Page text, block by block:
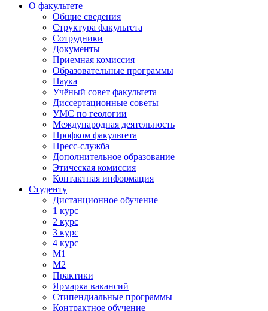
О факультете
Общие сведения
Структура факультета
Сотрудники
Документы
Приемная комиссия
Образовательные программы
Наука
Учёный совет факультета
Диссертационные советы
УМС по геологии
Международная деятельность
Профком факультета
Пресс-служба
Дополнительное образование
Этическая комиссия
Контактная информация
Студенту
Дистанционное обучение
1 курс
2 курс
3 курс
4 курс
М1
М2
Практики
Ярмарка вакансий
Стипендиальные программы
Контрактное обучение